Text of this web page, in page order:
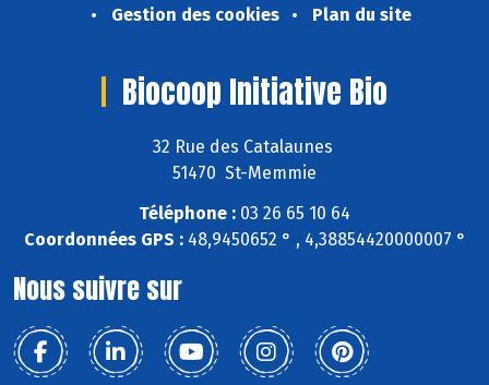
Gestion des cookies
Plan du site
Biocoop Initiative Bio
32 Rue des Catalaunes
51470 St-Memmie
Téléphone : 03 26 65 10 64
Coordonnées GPS :48,9450652 ° , 4,38854420000007 °
Nous suivre sur